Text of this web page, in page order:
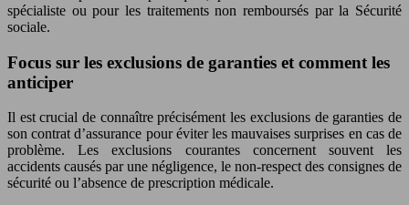
spécialiste ou pour les traitements non remboursés par la Sécurité
sociale.
Focus sur les exclusions de garanties et comment les
anticiper
Il est crucial de connaître précisément les exclusions de garanties de
son contrat d’assurance pour éviter les mauvaises surprises en cas de
problème. Les exclusions courantes concernent souvent les
accidents causés par une négligence, le non-respect des consignes de
sécurité ou l’absence de prescription médicale.